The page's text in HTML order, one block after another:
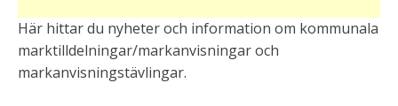
Här hittar du nyheter och information om kommunala
marktilldelningar/markanvisningar och
markanvisningstävlingar.